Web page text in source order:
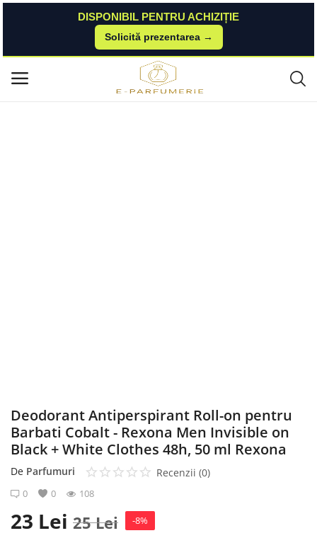
DISPONIBIL PENTRU ACHIZIȚIE
Solicită prezentarea →
Meniu principal
Parfumuri Pentru Barbati
Deodorant Antiperspirant Roll-on pentru Barbati Cobalt - Rexona Men Inv
isible on Black + White Clothes 48h, 50 ml Rexona
Deodorant Antiperspirant Roll-on pentru
Barbati Cobalt - Rexona Men Invisible on
Black + White Clothes 48h, 50 ml Rexona
De Parfumuri Recenzii (0)
0 0 108
23 Lei 25Lei -8%